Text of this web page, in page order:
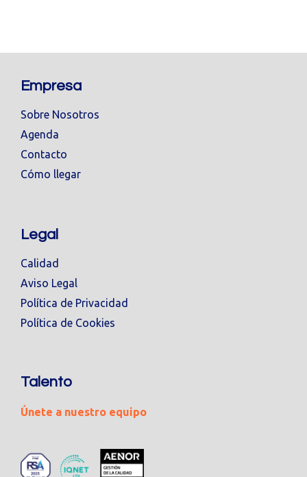
Empresa
Sobre Nosotros
Agenda
Contacto
Cómo llegar
Legal
Calidad
Aviso Legal
Política de Privacidad
Política de Cookies
Talento
Únete a nuestro equipo